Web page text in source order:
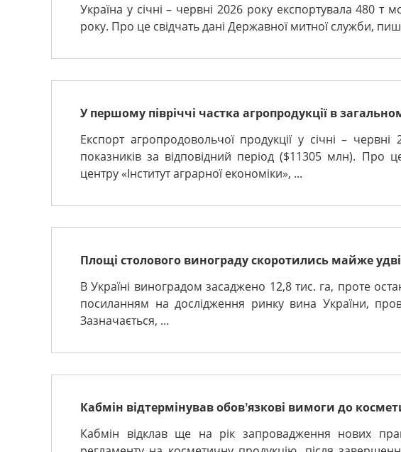
Україна у січні – червні 2026 року експортувала 480
року. Про це свідчать дані Державної митної служби,
У першому півріччі частка агропродукції в
Експорт агропродовольчої продукції у січні –
показників за відповідний період ($11305 млн). Про
центру «Інститут аграрної економіки», ...
Площі столового винограду скоротились майже
В Україні виноградом засаджено 12,8 тис. га, проте
посиланням на дослідження ринку вина України,
Зазначається, ...
Кабмін відтермінував обовʼязкові вимоги до
Кабмін відклав ще на рік запровадження нових